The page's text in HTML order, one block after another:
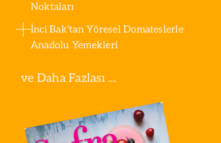
Noktaları
İnci Bak'tan Yöresel Domateslerle
Anadolu Yemekleri
ve Daha Fazlası ...